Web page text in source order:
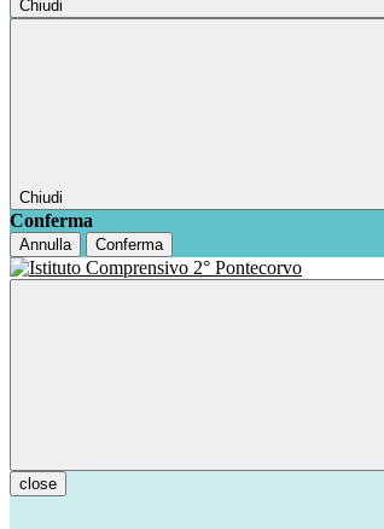
Chiudi
Chiudi
Conferma
Annulla Conferma
close